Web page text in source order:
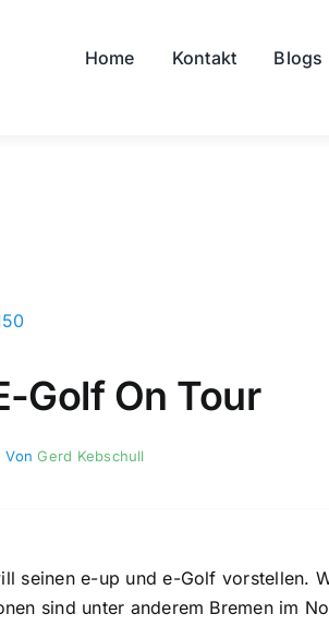
Home Kontakt Blogs
Golf On Tour
VonGerd Kebschull
seinen e-up und e-Golf vorstellen.
sind unter anderem Bremen im